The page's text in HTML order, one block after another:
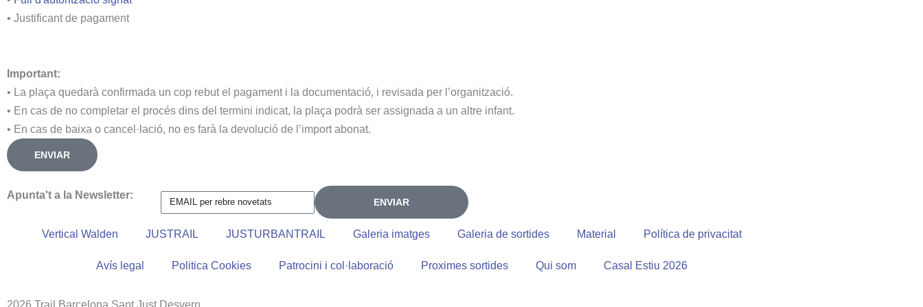
• Justificant de pagament
Important:
• La plaça quedarà confirmada un cop rebut el pagament i la documentació, i revisada per l’organització.
• En cas de no completar el procés dins del termini indicat, la plaça podrà ser assignada a un altre infant.
• En cas de baixa o cancel·lació, no es farà la devolució de l’import abonat.
ENVIAR
Apunta't a la Newsletter:
ENVIAR
Vertical Walden JUSTRAIL JUSTURBANTRAIL Galeria imatges Galeria de sortides Material Política de privacitat
Avís legal Politica Cookies Patrocini i col·laboració Proximes sortides Qui som Casal Estiu 2026